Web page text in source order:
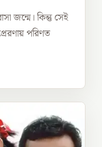
জন্মে। কিন্তু সেই
পরিণত